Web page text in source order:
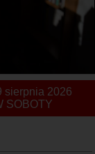
sierpnia 2026
SOBOTY